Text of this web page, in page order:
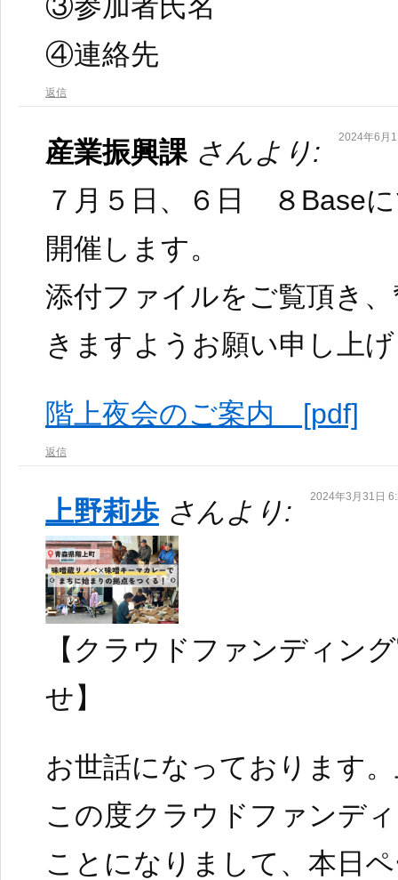
④連絡先
返信
産業振興課 さんより: 2024年6月
７月５日、６日 ８Base
開催します。
添付ファイルをご覧頂き
きますようお願い申し上
階上夜会のご案内 [pdf]
返信
上野莉歩 さんより: 2024年3月31日
【クラウドファンディン
せ】
お世話になっております
この度クラウドファンデ
ことになりまして、本日